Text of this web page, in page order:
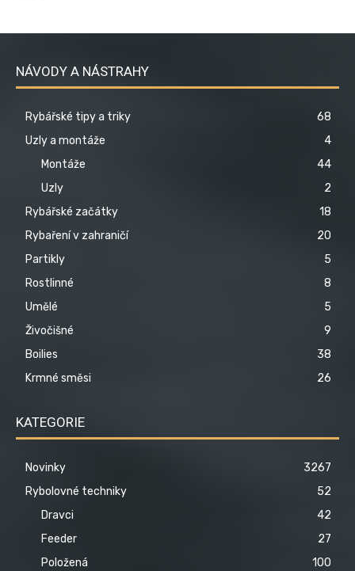
NÁVODY A NÁSTRAHY
Rybářské tipy a triky
68
Uzly a montáže
4
Montáže
44
Uzly
2
Rybářské začátky
18
Rybaření v zahraničí
20
Partikly
5
Rostlinné
8
Umělé
5
Živočišné
9
Boilies
38
Krmné směsi
26
KATEGORIE
Novinky
3267
Rybolovné techniky
52
Dravci
42
Feeder
27
Položená
100